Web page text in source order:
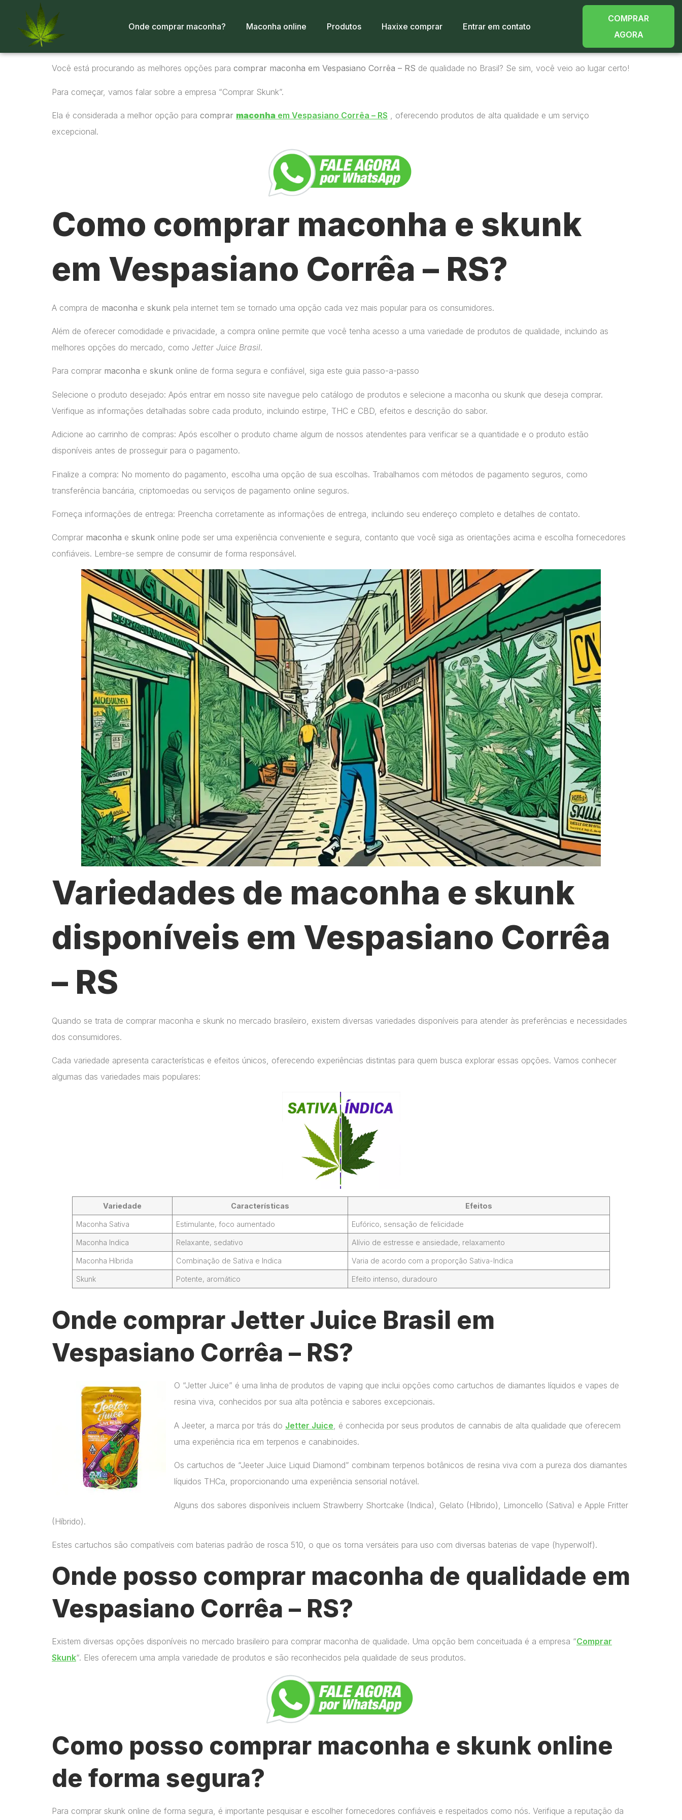
Onde comprar maconha? Maconha online Produtos Haxixe comprar Entrar em contato
COMPRAR
AGORA
Você está procurando as melhores opções para comprar maconha em Vespasiano Corrêa – RS de qualidade no Brasil? Se sim, você veio ao lugar certo!
Para começar, vamos falar sobre a empresa “Comprar Skunk”.
Ela é considerada a melhor opção para comprar maconha em Vespasiano Corrêa – RS , oferecendo produtos de alta qualidade e um serviço
excepcional.
Como comprar maconha e skunk
em Vespasiano Corrêa – RS?
A compra de maconha e skunk pela internet tem se tornado uma opção cada vez mais popular para os consumidores.
Além de oferecer comodidade e privacidade, a compra online permite que você tenha acesso a uma variedade de produtos de qualidade, incluindo as
melhores opções do mercado, como Jetter Juice Brasil.
Para comprar maconha e skunk online de forma segura e confiável, siga este guia passo-a-passo
Selecione o produto desejado: Após entrar em nosso site navegue pelo catálogo de produtos e selecione a maconha ou skunk que deseja comprar.
Verifique as informações detalhadas sobre cada produto, incluindo estirpe, THC e CBD, efeitos e descrição do sabor.
Adicione ao carrinho de compras: Após escolher o produto chame algum de nossos atendentes para verificar se a quantidade e o produto estão
disponíveis antes de prosseguir para o pagamento.
Finalize a compra: No momento do pagamento, escolha uma opção de sua escolhas. Trabalhamos com métodos de pagamento seguros, como
transferência bancária, criptomoedas ou serviços de pagamento online seguros.
Forneça informações de entrega: Preencha corretamente as informações de entrega, incluindo seu endereço completo e detalhes de contato.
Comprar maconha e skunk online pode ser uma experiência conveniente e segura, contanto que você siga as orientações acima e escolha fornecedores
confiáveis. Lembre-se sempre de consumir de forma responsável.
Variedades de maconha e skunk
disponíveis em Vespasiano Corrêa
– RS
Quando se trata de comprar maconha e skunk no mercado brasileiro, existem diversas variedades disponíveis para atender às preferências e necessidades
dos consumidores.
Cada variedade apresenta características e efeitos únicos, oferecendo experiências distintas para quem busca explorar essas opções. Vamos conhecer
algumas das variedades mais populares:
Variedade Características Efeitos
Maconha Sativa Estimulante, foco aumentado Eufórico, sensação de felicidade
Maconha Indica Relaxante, sedativo Alívio de estresse e ansiedade, relaxamento
Maconha Híbrida Combinação de Sativa e Indica Varia de acordo com a proporção Sativa-Indica
Skunk Potente, aromático Efeito intenso, duradouro
Onde comprar Jetter Juice Brasil em
Vespasiano Corrêa – RS?
O “Jetter Juice” é uma linha de produtos de vaping que inclui opções como cartuchos de diamantes líquidos e vapes de
resina viva, conhecidos por sua alta potência e sabores excepcionais.
A Jeeter, a marca por trás do Jetter Juice , é conhecida por seus produtos de cannabis de alta qualidade que oferecem
uma experiência rica em terpenos e canabinoides.
Os cartuchos de “Jeeter Juice Liquid Diamond” combinam terpenos botânicos de resina viva com a pureza dos diamantes
líquidos THCa, proporcionando uma experiência sensorial notável.
Alguns dos sabores disponíveis incluem Strawberry Shortcake (Indica), Gelato (Híbrido), Limoncello (Sativa) e Apple Fritter
(Híbrido).
Estes cartuchos são compatíveis com baterias padrão de rosca 510, o que os torna versáteis para uso com diversas baterias de vape​ (hyperwolf)​.
Onde posso comprar maconha de qualidade em
Vespasiano Corrêa – RS?
Existem diversas opções disponíveis no mercado brasileiro para comprar maconha de qualidade. Uma opção bem conceituada é a empresa “Comprar
Skunk“. Eles oferecem uma ampla variedade de produtos e são reconhecidos pela qualidade de seus produtos.
Como posso comprar maconha e skunk online
de forma segura?
Para comprar skunk online de forma segura, é importante pesquisar e escolher fornecedores confiáveis e respeitados como nós. Verifique a reputação da